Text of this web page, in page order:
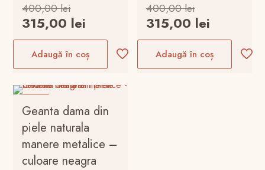
400,00lei
inițial
a
fost:
400,00 lei.
315,00 lei
curent
este:
315,00 lei.
Adaugă în coș
400,00lei
inițial
a
fost:
400,00 lei.
315,00 lei
curent
este:
315,00
Adaugă în coș
Geanta dama din
piele naturala
manere metalice –
culoare neagra